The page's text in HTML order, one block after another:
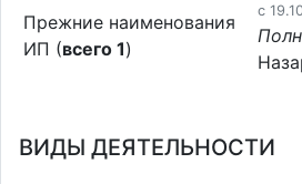
Прежние наименования
ИП (всего 1)
c
ВИДЫ ДЕЯТЕЛЬНОСТИ